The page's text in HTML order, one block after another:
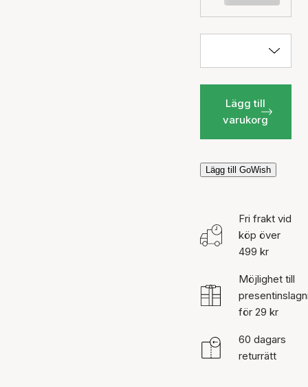
Lägg till
varukorg
Lägg till GoWish
Fri frakt vid
köp över
499 kr
Möjlighet till
för 29 kr
60 dagars
returrätt